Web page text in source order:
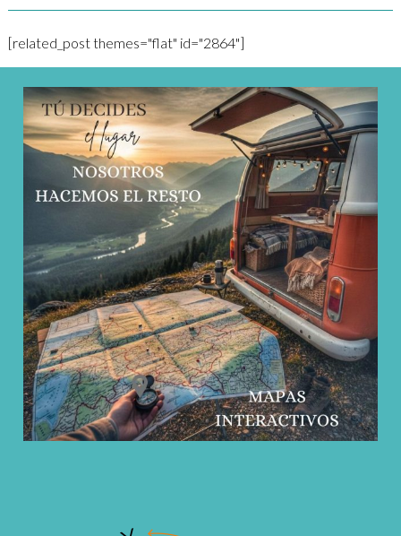
[related_post themes="flat" id="2864"]